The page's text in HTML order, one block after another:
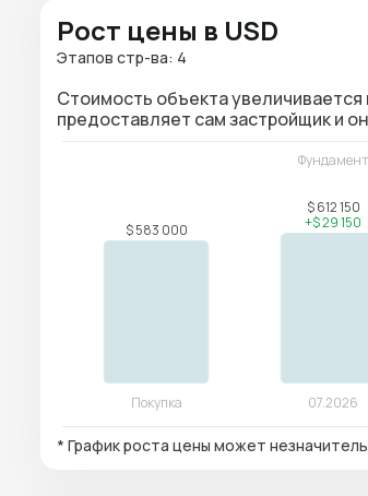
Рост цены в USD
Этапов стр-ва: 4
Стоимость объекта
предоставляет сам застройщик и
* График роста цены может